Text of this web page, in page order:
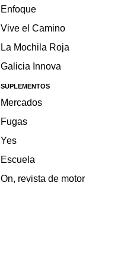
Enfoque
Vive el Camino
La Mochila Roja
Galicia Innova
SUPLEMENTOS
Mercados
Fugas
Yes
Escuela
On, revista de motor